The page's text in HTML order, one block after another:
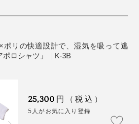
ットインに向いている見た目に。
、１枚着としてはLが調度良さそう
感を両立。
つくる”ための服づくりの哲学は、
アポロシャツ」にも貫かれていま
ポリの快適設計で、湿気を吸って逃
ポロシャツ」｜K-3B
25,300 円（税込）
5人がお気に入り登録